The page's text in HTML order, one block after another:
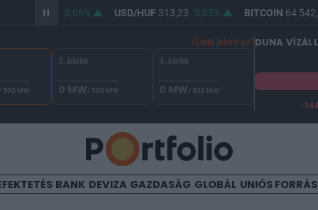
361,94 0,06% USD/HUF 313,23 0,05% BITCOIN64
Mit jelent ez?
/ 500 MW
3. blokk
0 MW/ 500 MW
4. blokk
0 MW/ 500 MW
DUNA
-
BANK DEVIZA GAZDASÁG GLOBÁL UNIÓS